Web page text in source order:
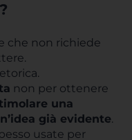
che non richiede
non per ottenere
una
già evidente.
usate per